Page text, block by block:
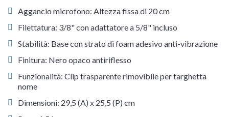
Aggancio microfono: Altezza fissa di 20 cm
Filettatura: 3/8" con adattatore a 5/8" incluso
Stabilità: Base con strato di foam adesivo anti-vibrazione
Finitura: Nero opaco antiriflesso
Funzionalità: Clip trasparente rimovibile per targhetta
nome
Dimensioni: 29,5 (A) x 25,5 (P) cm